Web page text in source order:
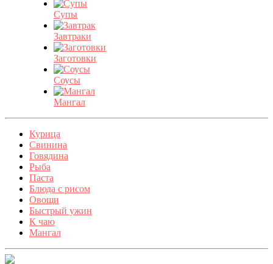
Супы
Завтраки
Заготовки
Соусы
Мангал
Курица
Свинина
Говядина
Рыба
Паста
Блюда с рисом
Овощи
Быстрый ужин
К чаю
Мангал